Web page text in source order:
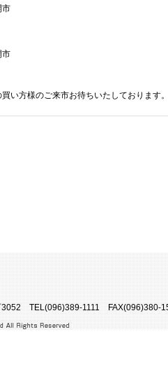
市
市
い方様のご来市お待ちいたしております
TEL(096)389-1111 FAX(096)380-